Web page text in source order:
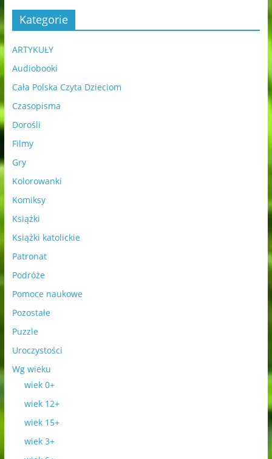
Kategorie
ARTYKUŁY
Audiobooki
Cała Polska Czyta Dzieciom
Czasopisma
Dorośli
Filmy
Gry
Kolorowanki
Komiksy
Książki
Książki katolickie
Patronat
Podróże
Pomoce naukowe
Pozostałe
Puzzle
Uroczystości
Wg wieku
wiek 0+
wiek 12+
wiek 15+
wiek 3+